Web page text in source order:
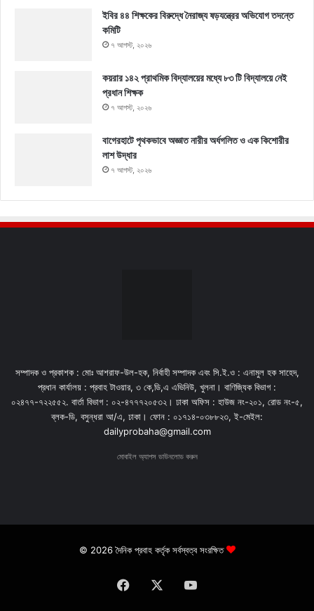
ইবির ৪৪ শিক্ষকের বিরুদ্ধে নৈরাজ্য ষড়যন্ত্রের অভিযোগ তদন্তে
কমিটি
৭ আগস্ট, ২০২৬
কয়রার ১৪২ প্রাথমিক বিদ্যালয়ের মধ্যে ৮৩ টি বিদ্যালয়ে নেই
প্রধান শিক্ষক
৭ আগস্ট, ২০২৬
বাগেরহাটে পৃথকভাবে অজ্ঞাত নারীর অর্ধগলিত ও এক কিশোরীর
লাশ উদ্ধার
৭ আগস্ট, ২০২৬
সম্পাদক ও প্রকাশক : মোঃ আশরাফ-উল-হক, নির্বাহী সম্পাদক এবং সি.ই.ও : এনামুল হক সাহেদ,
প্রধান কার্যালয় : প্রবাহ টাওয়ার, ৩ কে,ডি,এ এভিনিউ, খুলনা। বাণিজ্যিক বিভাগ :
০২৪৭৭-৭২২৫৫২. বার্তা বিভাগ : ০২-৪৭৭৭২০৫৩২। ঢাকা অফিস : হাউজ নং-২০১, রোড নং-৫,
ব্লক-ডি, বসুন্ধরা আ/এ, ঢাকা। ফোন : ০১৭১৪-০৩৮৮২৩, ই-মেইল:
dailyprobaha@gmail.com
মোবাইল অ্যাপস ডাউনলোড করুন
© 2026 দৈনিক প্রবাহ কর্তৃক সর্বস্বত্ব সংরক্ষিত
Facebook